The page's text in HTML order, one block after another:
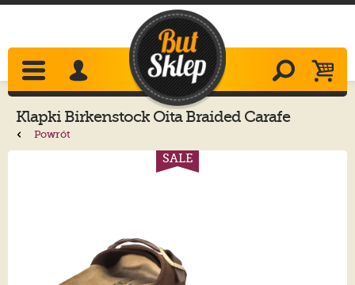
Klapki Birkenstock Oita Braided Carafe
1031734
Powrót
SALE